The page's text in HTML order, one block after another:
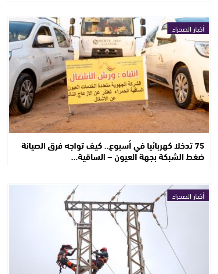
أخبار الصحراء
75 تدخلا كهربائيا في أسبوع.. كيف تواجه فرق الصيانة
ضغط الشبكة بجهة العيون – الساقية…
أخبار الصحراء